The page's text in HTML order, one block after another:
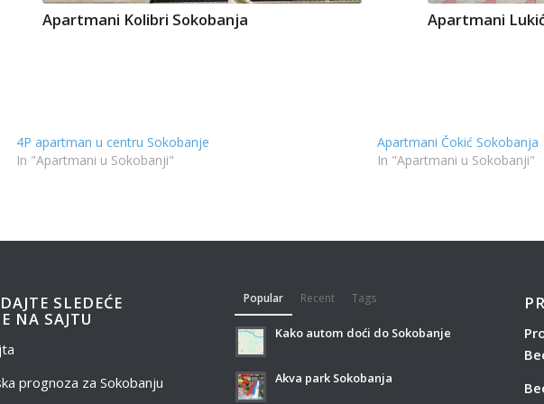
Apartmani Kolibri Sokobanja Apartmani
4P apartman u centru Sokobanje
In "Apartmani u Sokobanji"
Apartmani Čokić Sokobanja
In "Apartmani u Sokobanji"
SLEDEĆE
NA SAJTU
prognoza za Sokobanju
Popular Recent Tags
Kako autom doći do Sokobanje
Akva park Sokobanja